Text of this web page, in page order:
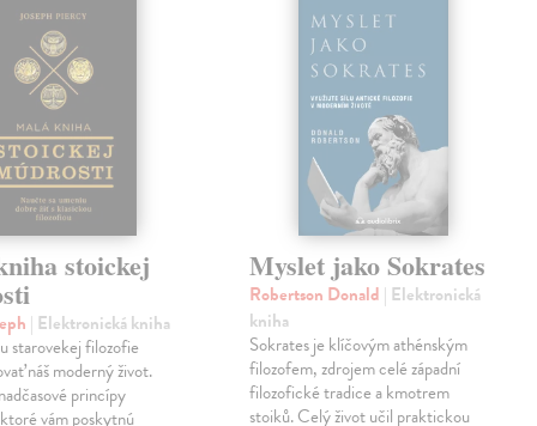
stoickej
| Elektronická kniha
starovekej filozofie
náš moderný život.
princípy
vám poskytnú
Myslet jako Sokrates
Robertson Donald | Elektronická
kniha
Sokrates je klíčovým athénským
filozofem, zdrojem celé západní
filozofické tradice a kmotrem
stoiků. Celý život učil praktickou